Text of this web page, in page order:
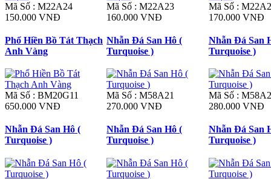
Mã Số : M22A24
150.000 VNĐ
Mã Số : M22A23
160.000 VNĐ
Mã Số :
170.000 VNĐ
Phổ Hiền Bồ Tát Thạch
Anh Vàng
Mã Số : BM20G11
650.000 VNĐ
Nhẫn Đá San Hô (
Turquoise )
Mã Số : M58A21
270.000 VNĐ
Nhẫn Đá San
Turquoise )
Mã Số :
280.000 VNĐ
Nhẫn Đá San Hô (
Turquoise )
Nhẫn Đá San Hô (
Turquoise )
Nhẫn Đá San
Turquoise )